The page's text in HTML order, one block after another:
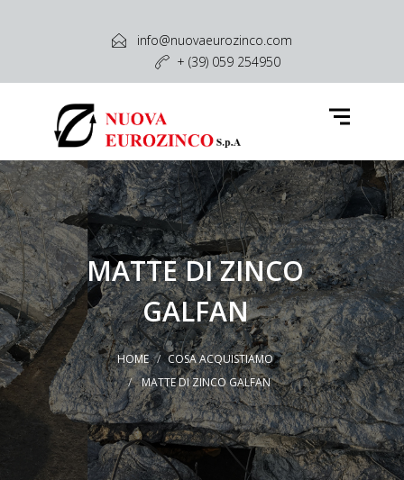
Cosa Produciamo
Cosa Acquistiamo
Settori
Contatti
info@nuovaeurozinco.com
+ (39) 059 254950
MATTE DI ZINCO
GALFAN
HOME
COSA ACQUISTIAMO
MATTE DI ZINCO GALFAN